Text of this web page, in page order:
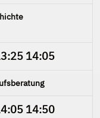
14:05
14:50